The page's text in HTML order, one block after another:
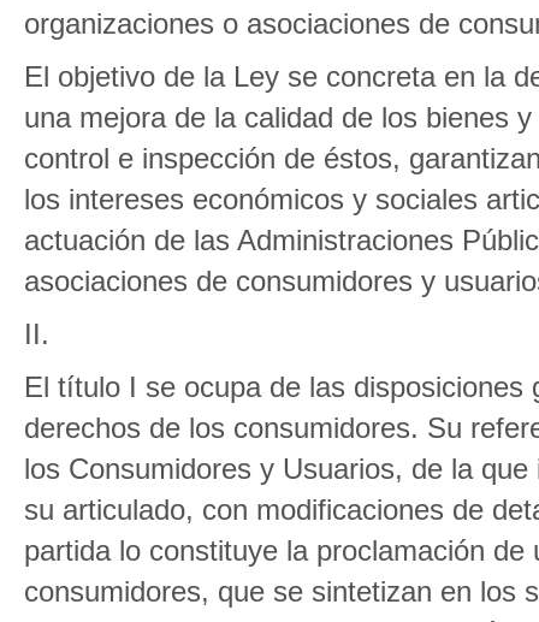
organizaciones o asociaciones de
El objetivo de la Ley se concreta en la
una mejora de la calidad de los bienes
control e inspección de éstos,
los intereses económicos y sociales
actuación de las Administraciones
asociaciones de consumidores y
II.
El título I se ocupa de las
derechos de los consumidores. Su
los Consumidores y Usuarios, de la
su articulado, con modificaciones de
partida lo constituye la proclamación
consumidores, que se sintetizan en los